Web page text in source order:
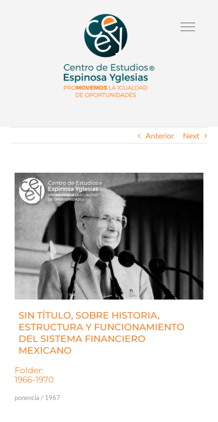
Anterior Next
SIN TÍTULO, SOBRE HISTORIA,
ESTRUCTURA Y FUNCIONAMIENTO
DEL SISTEMA FINANCIERO
MEXICANO
Folder:
1966-1970
ponencia / 1967